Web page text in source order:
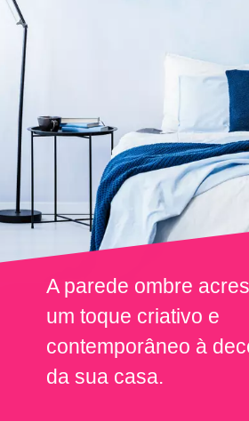
A parede ombre
um toque criativo e
contemporâneo à
da sua casa.